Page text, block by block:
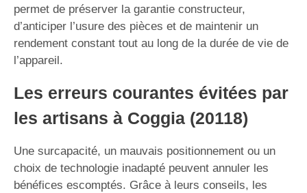
permet de préserver la garantie constructeur,
d’anticiper l’usure des pièces et de maintenir un
rendement constant tout au long de la durée de vie de
l’appareil.
Les erreurs courantes évitées par
les artisans à Coggia (20118)
Une surcapacité, un mauvais positionnement ou un
choix de technologie inadapté peuvent annuler les
bénéfices escomptés. Grâce à leurs conseils, les